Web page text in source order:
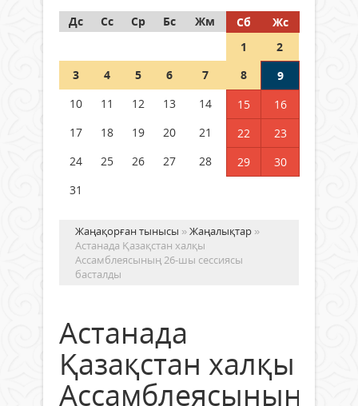
05 тамыз 2026 ж. 161
Шетелде жүрген Қазақстан
азаматтары қалай дауыс бере
Дс
Сс Ср Бс Жм Сб
Жс
1
2
3
4 5 6 7 8
9
10
11 12 13 14 15
16
17
18 19 20 21 22
23
24
25 26 27 28 29
30
31
Жаңақорған тынысы »Жаңалықтар »
Астанада Қазақстан халқы
Ассамблеясының 26-шы сессиясы
басталды
Астанада
Қазақстан халқы
Ассамблеясының